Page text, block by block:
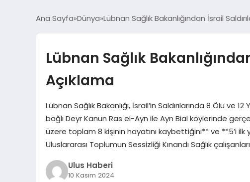
Ana Sayfa Dünya Lübnan Sağlık Bakanlığından İsrail
Lübnan Sağlık
Açıklama
Lübnan Sağlık Bakanlığı, İsrail’in Saldırılarında 8 Ölü ve
bağlı Deyr Kanun Ras el-Ayn ile Ayn Bial köylerinde
üzere toplam 8 kişinin hayatını kaybettiğini** ve **5’i ilk
Uluslararası Toplumun Sessizliği Kınandı Sağlık
Ulus Haberi
10 Kasım 2024